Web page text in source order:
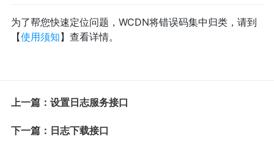
为了帮您快速定位问题，WCDN将错误码集中归类，请到
【使用须知】查看详情。
上一篇：设置日志服务接口
下一篇：日志下载接口